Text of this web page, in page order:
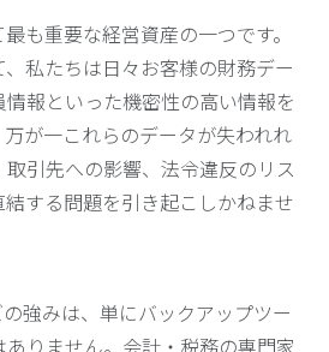
も重要な経営資産の一つです。
私たちは日々お客様の財務デー
報といった機密性の高い情報を
が一これらのデータが失われれ
引先への影響、法令違反のリス
する問題を引き起こしかねませ
強みは、単にバックアップツー
ありません。会計・税務の専門家